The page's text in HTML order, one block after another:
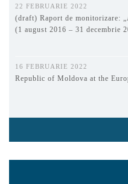
22 FEBRUARIE 2022
(draft) Raport de monitorizare:
(1 august 2016 – 31 decembrie
16 FEBRUARIE 2022
Republic of Moldova at the